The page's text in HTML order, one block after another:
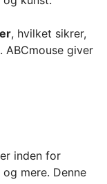
, hvilket sikrer,
giver
inden for
mere. Denne